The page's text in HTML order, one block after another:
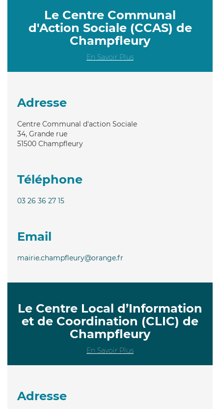
Le Centre Communal
d'Action Sociale (CCAS) de
Champfleury
En Savoir Plus
Adresse
Centre Communal d'action Sociale
34, Grande rue
51500 Champfleury
Téléphone
03 26 36 27 15
Email
mairie.champfleury@orange.fr
Le Centre Local d’Information
et de Coordination (CLIC) de
Champfleury
En Savoir Plus
Adresse